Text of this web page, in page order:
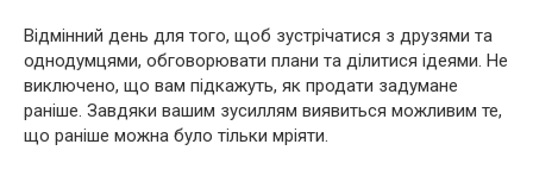
Відмінний день для того, щоб зустрічатися з друзями та
однодумцями, обговорювати плани та ділитися ідеями. Не
виключено, що вам підкажуть, як продати задумане
раніше. Завдяки вашим зусиллям виявиться можливим те,
що раніше можна було тільки мріяти.